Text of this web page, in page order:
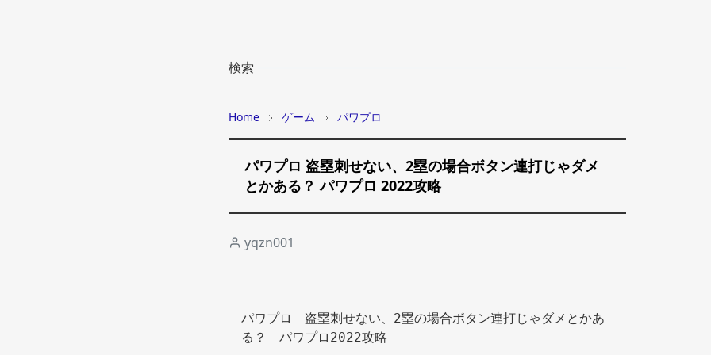
検索
Home ゲーム パワプロ
パワプロ 盗塁刺せない、2塁の場合ボタン連打じゃダメ
とかある？ パワプロ 2022攻略
yqzn001
パワプロ　盗塁刺せない、2塁の場合ボタン連打じゃダメとかあ
る？　パワプロ2022攻略